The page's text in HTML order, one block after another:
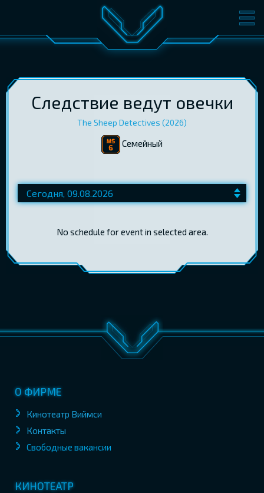
ФИЛЬМЫ БИЛЕТЫ
КОНФЕРЕНЦИИ
ПОДАРОЧНЫЕ КАРТЫ
EST RUS ENG ВОЙТИ
Следствие ведут овечки
The Sheep Detectives (2026)
Cемейный
No schedule for event in selected area.
О ФИРМЕ
Кинотеатр Виймси
Контакты
Свободные вакансии
КИНОТЕАТР